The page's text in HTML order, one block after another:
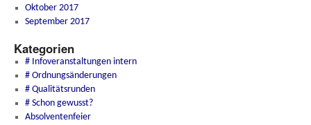
Oktober 2017
September 2017
Kategorien
# Infoveranstaltungen intern
# Ordnungsänderungen
# Qualitätsrunden
# Schon gewusst?
Absolventenfeier